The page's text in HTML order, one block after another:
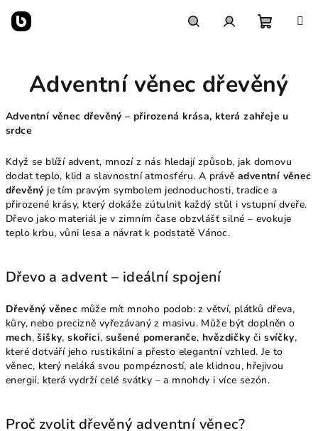
obsah
košík
Adventní věnec dřevěný
Adventní věnec dřevěný – přirozená krása, která zahřeje u
srdce
Když se blíží advent, mnozí z nás hledají způsob, jak domovu
dodat teplo, klid a slavnostní atmosféru. A právě adventní věnec
dřevěný je tím pravým symbolem jednoduchosti, tradice a
přirozené krásy, který dokáže zútulnit každý stůl i vstupní dveře.
Dřevo jako materiál je v zimním čase obzvlášť silné – evokuje
teplo krbu, vůni lesa a návrat k podstatě Vánoc.
Dřevo a advent – ideální spojení
Dřevěný věnec může mít mnoho podob: z větví, plátků dřeva,
kůry, nebo precizně vyřezávaný z masivu. Může být doplněn o
mech,šišky,skořici, sušené pomeranče, hvězdičky čisvíčky,
které dotváří jeho rustikální a přesto elegantní vzhled. Je to
věnec, který neláká svou pompézností, ale klidnou, hřejivou
energií, která vydrží celé svátky – a mnohdy i více sezón.
Proč zvolit dřevěný adventní věnec?